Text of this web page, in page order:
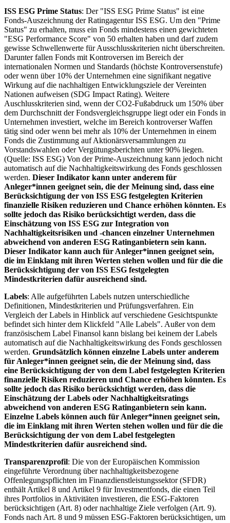
ISS ESG Prime Status: Der "ISS ESG Prime Status" ist eine
Fonds-Auszeichnung der Ratingagentur ISS ESG. Um den "Prime
Status" zu erhalten, muss ein Fonds mindestens einen gewichteten
"ESG Performance Score" von 50 erhalten haben und darf zudem
gewisse Schwellenwerte für Ausschlusskriterien nicht überschreiten.
Darunter fallen Fonds mit Kontroversen im Bereich der
internationalen Normen und Standards (höchste Kontroversenstufe)
oder wenn über 10% der Unternehmen eine signifikant negative
Wirkung auf die nachhaltigen Entwicklungsziele der Vereinten
Nationen aufweisen (SDG Impact Rating). Weitere
Auschlusskriterien sind, wenn der CO2-Fußabdruck um 150% über
dem Durchschnitt der Fondsvergleichsgruppe liegt oder ein Fonds in
Unternehmen investiert, welche im Bereich kontroverser Waffen
tätig sind oder wenn bei mehr als 10% der Unternehmen in einem
Fonds die Zustimmung auf Aktionärsversammlungen zu
Vorstandswahlen oder Vergütungsberichten unter 90% liegen.
(Quelle: ISS ESG) Von der Prime-Auszeichnung kann jedoch nicht
automatisch auf die Nachhaltigkeitswirkung des Fonds geschlossen
werden. Dieser Indikator kann unter anderem für
Anleger*innen geeignet sein, die der Meinung sind, dass eine
Berücksichtigung der von ISS ESG festgelegten Kriterien
finanzielle Risiken reduzieren und Chance erhöhen könnten. Es
sollte jedoch das Risiko berücksichtigt werden, dass die
Einschätzung von ISS ESG zur Integration von
Nachhaltigkeitsrisiken und -chancen einzelner Unternehmen
abweichend von anderen ESG Ratinganbietern sein kann.
Dieser Indikator kann auch für Anleger*innen geeignet sein,
die im Einklang mit ihren Werten stehen wollen und für die die
Berücksichtigung der von ISS ESG festgelegten
Mindestkriterien dafür ausreichend sind.
Labels: Alle aufgeführten Labels nutzen unterschiedliche
Definitionen, Mindestkriterien und Prüfungsverfahren. Ein
Vergleich der Labels in Hinblick auf verschiedene Gesichtspunkte
befindet sich hinter dem Klickfeld "Alle Labels". Außer von dem
französischem Label Finansol kann bislang bei keinem der Labels
automatisch auf die Nachhaltigkeitswirkung des Fonds geschlossen
werden. Grundsätzlich können einzelne Labels unter anderem
für Anleger*innen geeignet sein, die der Meinung sind, dass
eine Berücksichtigung der von dem Label festgelegten Kriterien
finanzielle Risiken reduzieren und Chance erhöhen könnten. Es
sollte jedoch das Risiko berücksichtigt werden, dass die
Einschätzung der Labels oder Nachhaltigkeitsratings
abweichend von anderen ESG Ratinganbietern sein kann.
Einzelne Labels können auch für Anleger*innen geeignet sein,
die im Einklang mit ihren Werten stehen wollen und für die die
Berücksichtigung der von dem Label festgelegten
Mindestkriterien dafür ausreichend sind.
Transparenzprofil: Die von der Europäischen Kommission
eingeführte Verordnung über nachhaltigkeitsbezogene
Offenlegungspflichten im Finanzdienstleistungssektor (SFDR)
enthält Artikel 8 und Artikel 9 für Investmentfonds, die einen Teil
ihres Portfolios in Aktivitäten investieren, die ESG-Faktoren
berücksichtigen (Art. 8) oder nachhaltige Ziele verfolgen (Art. 9).
Fonds nach Art. 8 und 9 müssen ESG-Faktoren berücksichtigen, um